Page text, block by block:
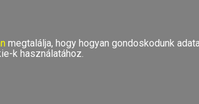
megtalálja, hogy hogyan gondoskodunk
k használatához.